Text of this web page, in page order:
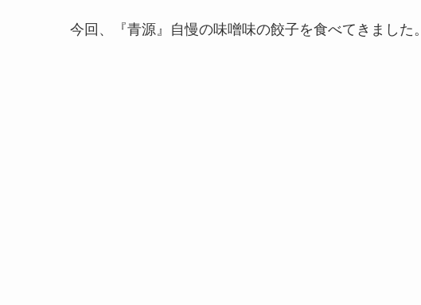
今回、『青源』自慢の味噌味の餃子を食べてきました。